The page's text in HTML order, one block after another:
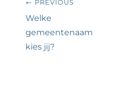
navigatie
← PREVIOUS
Previous
post:
Welke
gemeentenaam
kies jij?